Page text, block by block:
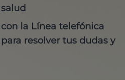
la Línea telefónica
resolver tus dudas y